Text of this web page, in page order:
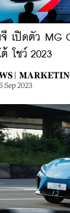
จี เปิดตัว MG
ต้ โชว์ 2023
|
Sep 2023